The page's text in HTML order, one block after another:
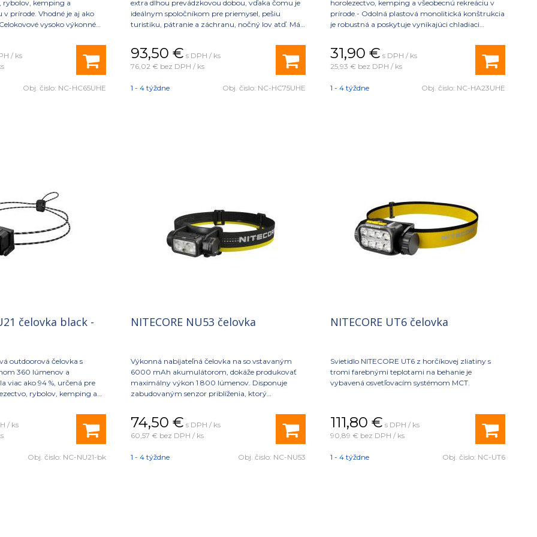
rybolov, kemping a
v prírode. Vhodné je aj ako
vysoko výkonné
a bielym CRI a hlavný
monolitická
a poskytuje vynikajúci
UHE LEDs. Napájané
/ ks
Obj. čislo: NC-HC65UHE
extra dlhou prevádzkovou dobou, vďaka čomu je
ideálnym spoločníkom pre priemysel, pešiu
turistiku, pátranie a záchranu, nočný lov atď. Má
93,50 € s DPH / ks
76,02 € bez DPH / ks
1 - 4 týždne Obj. čislo: NC-HC75UHE
horolezectvo, kemping a všeobecnú rekreáciu v
prírode.- Odolná plastová monolitická konštrukcia
je robustná a poskytuje vynikajúci chladiaci
diódy NiteLab MCT UHE LEDs
31,90 € s DPH / ks
25,93 € bez DPH / ks
1 - 4 týždne Obj. čislo: NC-HA23UHE
čelovka black -
outdoorová čelovka s
360 lúmenov a
viac ako 94 %, určená pre
rybolov, kemping a
/ ks
Obj. čislo: NC-NU21-bk
NITECORE NU53 čelovka
Výkonná nabíjateľná čelovka na so vstavaným
6000 mAh akumulátorom, dokáže produkovať
maximálny výkon 1 800 lúmenov. Disponuje
zabudovaným senzor priblíženia, ktorý
prekážkam, čím znižuje ostré oslnenie a odrazy a
zabraňuje prehrievaniu.
74,50 € s DPH / ks
60,57 € bez DPH / ks
1 - 4 týždne Obj. čislo: NC-NU53
NITECORE UT6 čelovka
Svietidlo NITECORE UT6 z horčíkovej zliatiny s
tromi farebnými teplotami na behanie je
vybavená osvetľovacím systémom MCT.
111,80 € s DPH / ks
90,89 € bez DPH / ks
1 - 4 týždne Obj. čislo: NC-UT6